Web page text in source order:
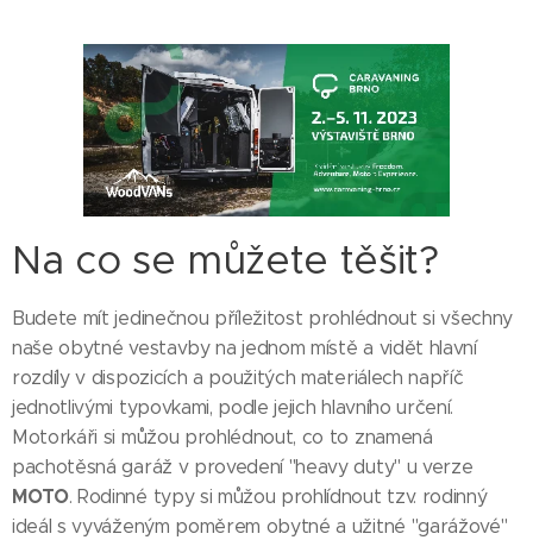
Na co se můžete těšit?
Budete mít jedinečnou příležitost prohlédnout si všechny
naše obytné vestavby na jednom místě a vidět hlavní
rozdíly v dispozicích a použitých materiálech napříč
jednotlivými typovkami, podle jejich hlavního určení.
Motorkáři si můžou prohlédnout, co to znamená
pachotěsná garáž v provedení "heavy duty" u verze
MOTO. Rodinné typy si můžou prohlídnout tzv. rodinný
ideál s vyváženým poměrem obytné a užitné "garážové"